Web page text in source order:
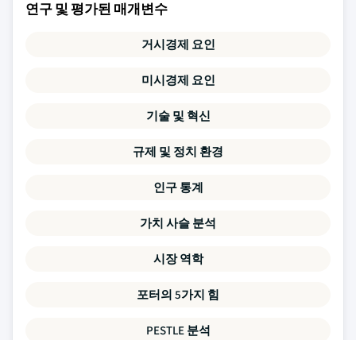
연구 및 평가된 매개변수
거시경제 요인
미시경제 요인
기술 및 혁신
규제 및 정치 환경
인구 통계
가치 사슬 분석
시장 역학
포터의 5가지 힘
PESTLE 분석